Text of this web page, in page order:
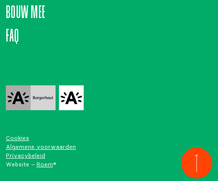
BOUW MEE
FAQ
Website – Roem®
Privacybeleid
Algemene voorwaarden
Cookies